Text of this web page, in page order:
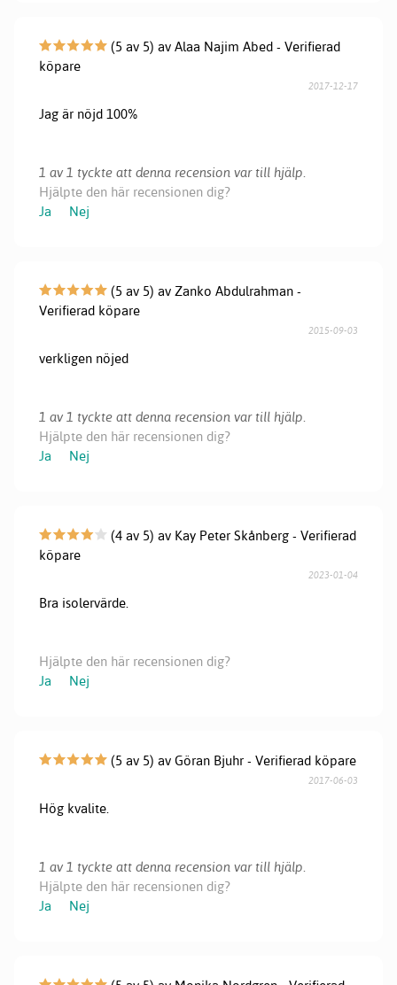
(5 av 5) av Alaa Najim Abed - Verifierad
köpare
2017-12-17
Jag är nöjd 100%
1 av 1 tyckte att denna recension var till hjälp.
Hjälpte den här recensionen dig?
Ja
Nej
(5 av 5) av Zanko Abdulrahman -
Verifierad köpare
2015-09-03
verkligen nöjed
1 av 1 tyckte att denna recension var till hjälp.
Hjälpte den här recensionen dig?
Ja
Nej
(4 av 5) av Kay Peter Skånberg - Verifierad
köpare
2023-01-04
Bra isolervärde.
Hjälpte den här recensionen dig?
Ja
Nej
(5 av 5) av Göran Bjuhr - Verifierad köpare
2017-06-03
Hög kvalite.
1 av 1 tyckte att denna recension var till hjälp.
Hjälpte den här recensionen dig?
Ja
Nej